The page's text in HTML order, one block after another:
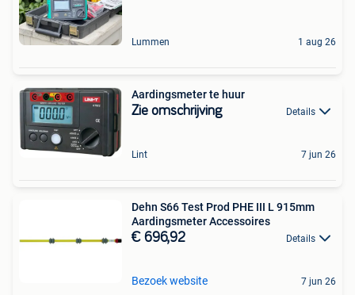
Lummen 1 aug 26
Aardingsmeter te huur
Zie omschrijving Details
Lint 7 jun 26
Dehn S66 Test Prod PHE III L 915mm
Aardingsmeter Accessoires
€ 696,92 Details
Bezoek website 7 jun 26